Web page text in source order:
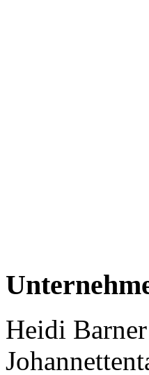
Heidi Barner